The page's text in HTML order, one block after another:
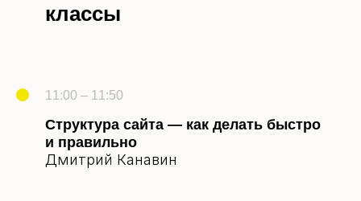
классы
11:00 – 11:50
Структура сайта — как делать быстро
и правильно
Дмитрий Канавин